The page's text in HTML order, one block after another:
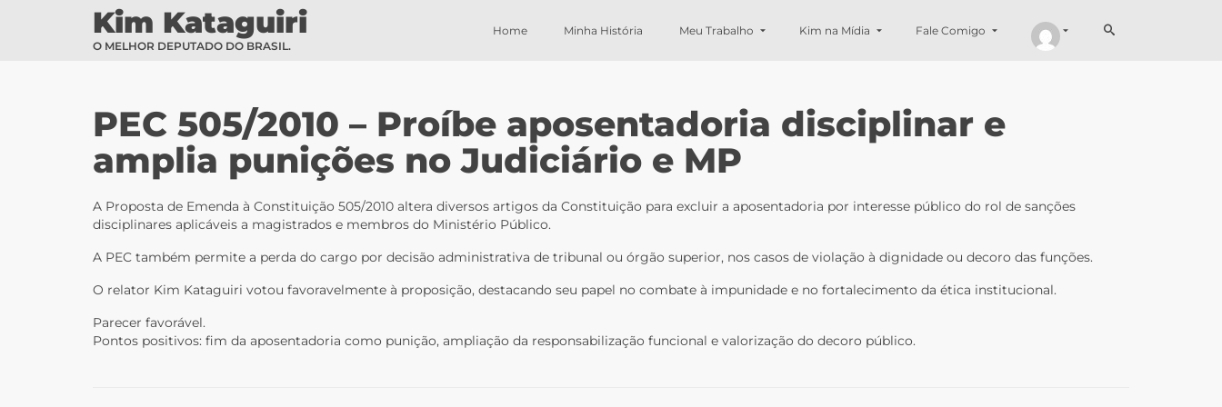
Kim Kataguiri
O MELHOR DEPUTADO DO BRASIL.
Home Minha História Meu Trabalho Kim na Mídia Fale Comigo
PEC 505/2010 – Proíbe aposentadoria disciplinar e
amplia punições no Judiciário e MP
A Proposta de Emenda à Constituição 505/2010 altera diversos artigos da Constituição para excluir a aposentadoria por interesse público do rol de sanções
disciplinares aplicáveis a magistrados e membros do Ministério Público.
A PEC também permite a perda do cargo por decisão administrativa de tribunal ou órgão superior, nos casos de violação à dignidade ou decoro das funções.
O relator Kim Kataguiri votou favoravelmente à proposição, destacando seu papel no combate à impunidade e no fortalecimento da ética institucional.
Parecer favorável.
Pontos positivos: fim da aposentadoria como punição, ampliação da responsabilização funcional e valorização do decoro público.